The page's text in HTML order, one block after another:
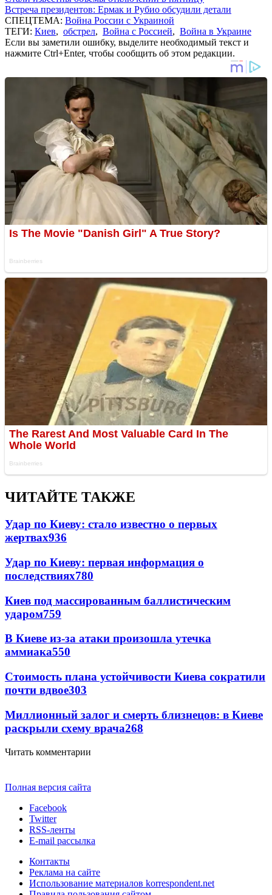
Встреча президентов: Ермак и Рубио обсудили детали
СПЕЦТЕМА: Война России с Украиной
ТЕГИ: Киев, обстрел, Война с Россией, Война в Украине
Если вы заметили ошибку, выделите необходимый текст и
нажмите Ctrl+Enter, чтобы сообщить об этом редакции.
ЧИТАЙТЕ ТАКЖЕ
Удар по Киеву: стало известно о первых
жертвах936
Удар по Киеву: первая информация о
последствиях780
Киев под массированным баллистическим
ударом759
В Киеве из-за атаки произошла утечка
аммиака550
Стоимость плана устойчивости Киева сократили
почти вдвое303
Миллионный залог и смерть близнецов: в Киеве
раскрыли схему врача268
Читать комментарии
Полная версия сайта
Facebook
Twitter
RSS-ленты
E-mail рассылка
Контакты
Реклама на сайте
Использование материалов korrespondent.net